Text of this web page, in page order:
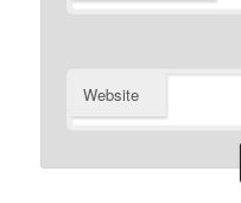
Website